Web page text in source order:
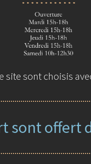
sont choisis
sont offert